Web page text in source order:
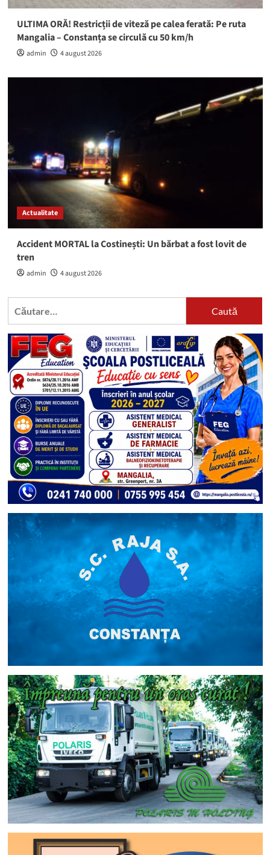
ULTIMA ORĂ! Restricții de viteză pe calea ferată: Pe ruta
Mangalia – Constanța se circulă cu 50 km/h
admin 4 august 2026
Actualitate
Accident MORTAL la Costinești: Un bărbat a fost lovit de
tren
admin 4 august 2026
Caută